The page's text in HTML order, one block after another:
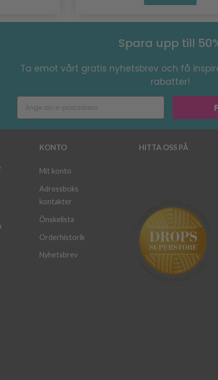
Spara upp till
Ta emot vårt gratis nyhetsbrev och få
rabatter!
KONTO
Mit konto
Adressboks
kontakter
Önskelista
Orderhistorik
Nyhetsbrev
HITTA OSS PÅ